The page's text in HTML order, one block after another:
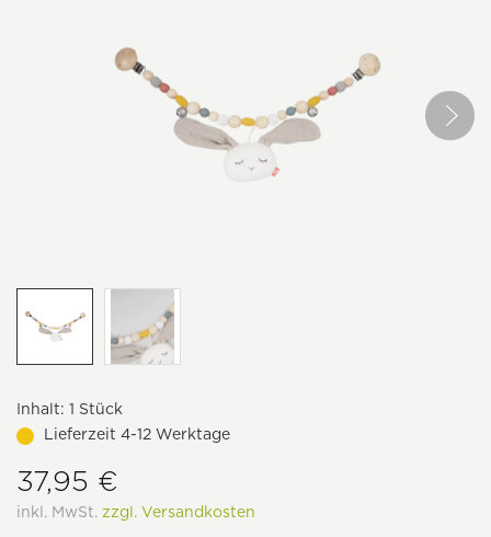
Inhalt: 1 Stück
Lieferzeit 4-12 Werktage
37,95 €
inkl. MwSt. zzgl. Versandkosten